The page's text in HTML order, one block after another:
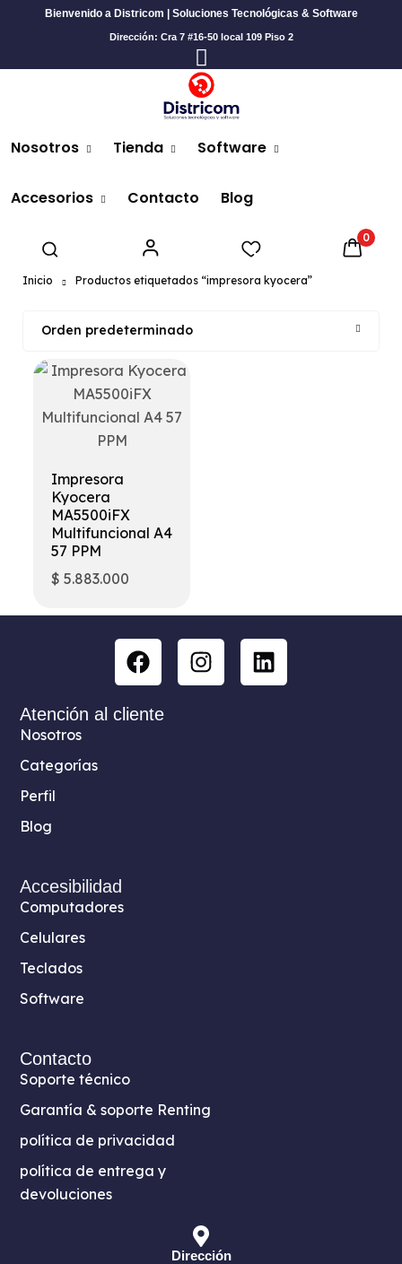
Bienvenido a Districom | Soluciones Tecnológicas & Software
Dirección: Cra 7 #16-50 local 109 Piso 2
Nosotros
Proveedores de tecnología en Colombia
Tienda
Videowall
Tarjeta de Video
Procesador intel core i7
Kioscos interactivos
Celulares y tablets
Control de acceso
Computadores de escritorio
Workstations
Software
Licencia de microsoft office
Lector de Tarjetas
Accesorios
Ergonimia
Manos libres
Discoduro
Contacto Blog
0
Inicio Productos etiquetados “impresora kyocera”
Orden predeterminado
Impresora
Kyocera
MA5500iFX
Multifuncional A4
57 PPM
$ 5.883.000
Atención al cliente
Nosotros
Categorías
Perfil
Blog
Accesibilidad
Computadores
Celulares
Teclados
Software
Contacto
Soporte técnico
Garantía & soporte Renting
política de privacidad
política de entrega y
devoluciones
Dirección